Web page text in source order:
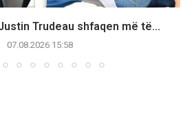
Trudeau shfaqen më të...
07.08.2026 15:58